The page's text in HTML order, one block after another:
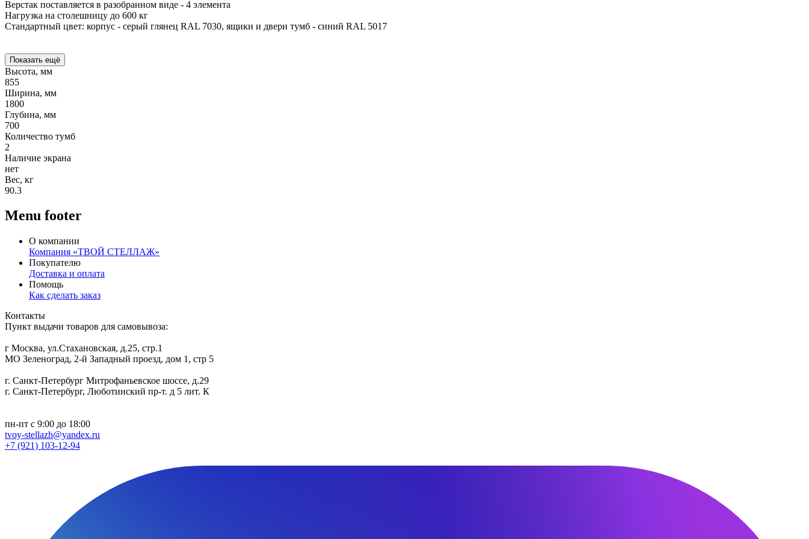
Верстак поставляется в разобранном виде - 4 элемента
Нагрузка на столешницу до 600 кг
Стандартный цвет: корпус - серый глянец RAL 7030, ящики и двери тумб - синий RAL 5017
Показать ещё
Высота, мм
855
Ширина, мм
1800
Глубина, мм
700
Количество тумб
2
Наличие экрана
нет
Вес, кг
90.3
Menu footer
О компании
Компания «ТВОЙ СТЕЛЛАЖ»
Покупателю
Доставка и оплата
Помощь
Как сделать заказ
Контакты
Пункт выдачи товаров для самовывоза:
г Москва, ул.Стахановская, д.25, стр.1
МО Зеленоград, 2-й Западный проезд, дом 1, стр 5
г. Санкт-Петербург Митрофаньевское шоссе, д.29
г. Санкт-Петербург, Люботинский пр-т. д 5 лит. К
пн-пт с 9:00 до 18:00
tvoy-stellazh@yandex.ru
+7 (921) 103-12-94